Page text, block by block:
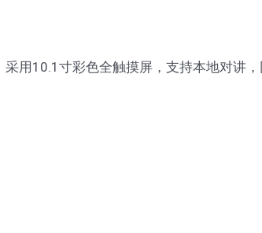
用10.1寸彩色全触摸屏，支持本地对讲，